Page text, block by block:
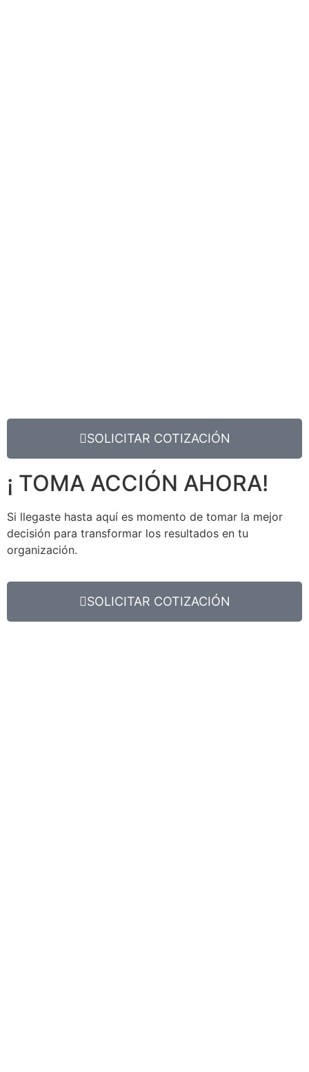
SOLICITAR COTIZACIÓN
¡ TOMA ACCIÓN AHORA!
Si llegaste hasta aquí es momento de tomar la mejor
decisión para transformar los resultados en tu
organización.
SOLICITAR COTIZACIÓN